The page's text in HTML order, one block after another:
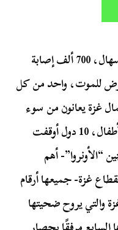
900 ألف طفل نازح، 200 ألف حالة إسهال، 700 ألف إصابة
ألف جنين معرض للموت، واحد من كل
غزة يعانون من سوء
التغذية، أكثر من 27 حالة وفاة بين الأطفال، 10 دول أوقفت
“الأونروا”- أهم
غزة- جميعها أرقام
والتي يروح ضحيتها